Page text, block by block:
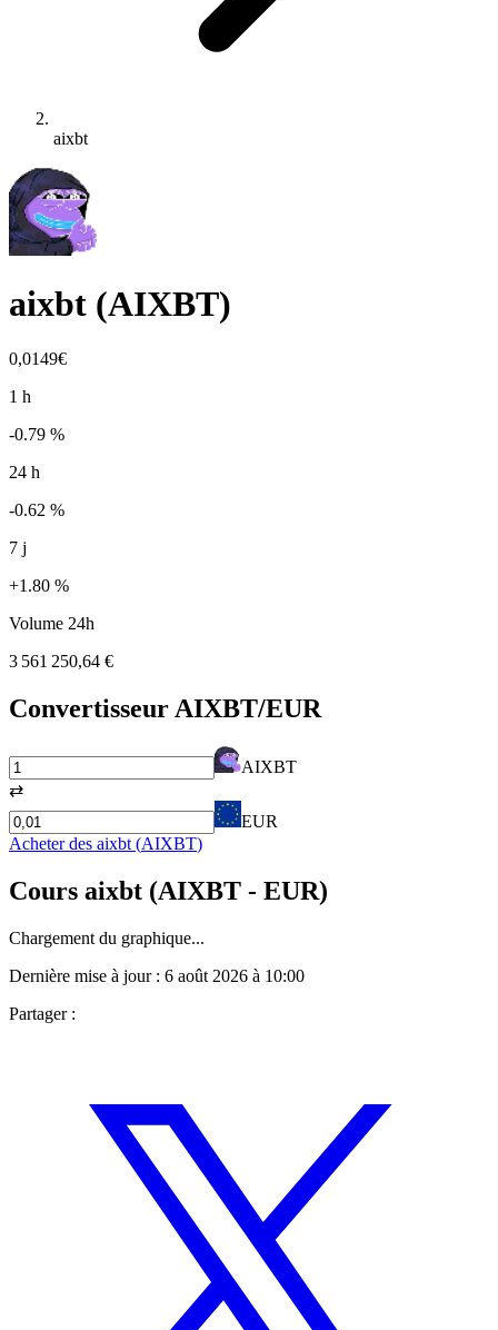
aixbt
aixbt (AIXBT)
0,0149€
1 h
-0.79 %
24 h
-0.62 %
7 j
+1.80 %
Volume 24h
3 561 250,64 €
Convertisseur AIXBT/EUR
AIXBT
⇄
EUR
Acheter des aixbt (AIXBT)
Cours aixbt (AIXBT - EUR)
Chargement du graphique...
Dernière mise à jour : 6 août 2026 à 10:00
Partager :